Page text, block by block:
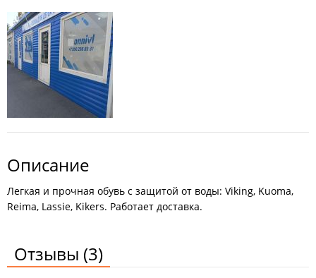
Описание
Легкая и прочная обувь с защитой от воды: Viking, Kuoma,
Reima, Lassie, Kikers. Работает доставка.
Отзывы (3)